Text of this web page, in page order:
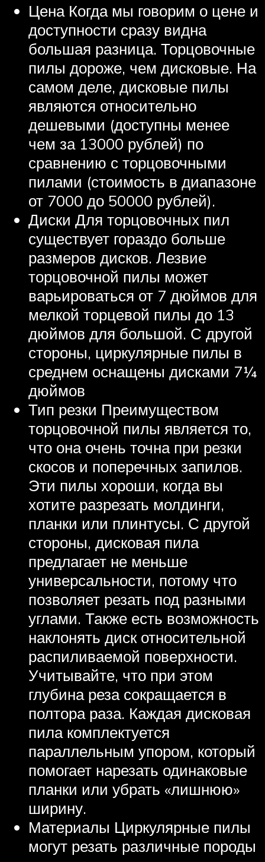
Цена Когда мы говорим о цене и
доступности сразу видна
большая разница. Торцовочные
пилы дороже, чем дисковые. На
самом деле, дисковые пилы
являются относительно
дешевыми (доступны менее
чем за 13000 рублей) по
сравнению с торцовочными
пилами (стоимость в диапазоне
от 7000 до 50000 рублей).
Диски Для торцовочных пил
существует гораздо больше
размеров дисков. Лезвие
торцовочной пилы может
варьироваться от 7 дюймов для
мелкой торцевой пилы до 13
дюймов для большой. С другой
стороны, циркулярные пилы в
среднем оснащены дисками 7¼
дюймов
Тип резки Преимуществом
торцовочной пилы является то,
что она очень точна при резки
скосов и поперечных запилов.
Эти пилы хороши, когда вы
хотите разрезать молдинги,
планки или плинтусы. С другой
стороны, дисковая пила
предлагает не меньше
универсальности, потому что
позволяет резать под разными
углами. Также есть возможность
наклонять диск относительной
распиливаемой поверхности.
Учитывайте, что при этом
глубина реза сокращается в
полтора раза. Каждая дисковая
пила комплектуется
параллельным упором, который
помогает нарезать одинаковые
планки или убрать «лишнюю»
ширину.
Материалы Циркулярные пилы
могут резать различные породы